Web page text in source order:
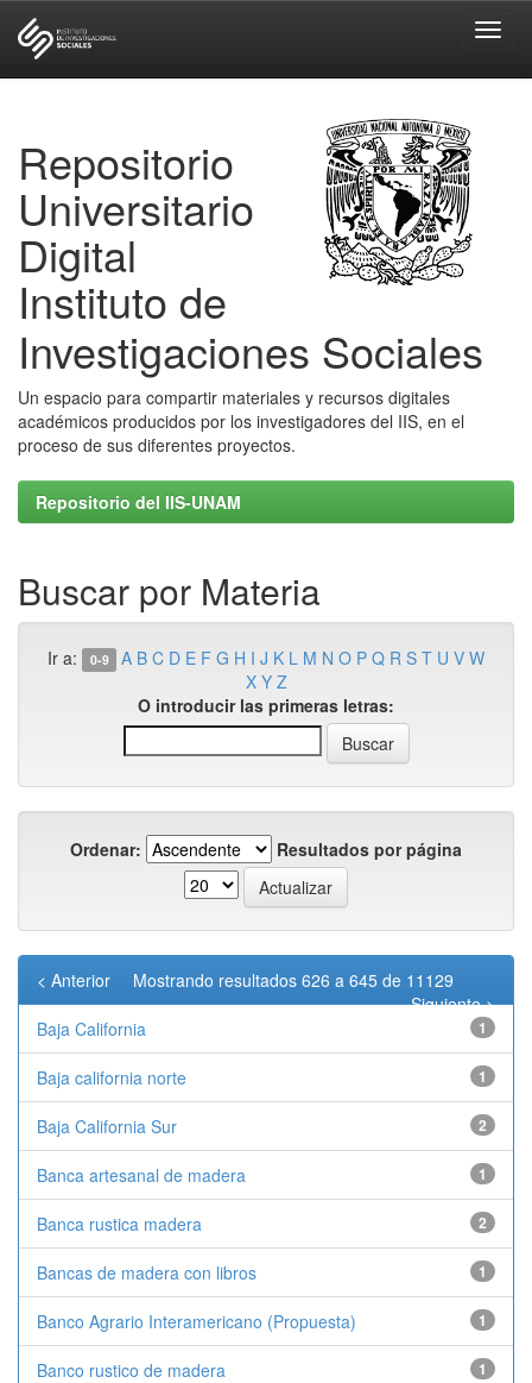
Repositorio
Universitario
Digital
Instituto de
Investigaciones Sociales
Un espacio para compartir materiales y recursos digitales
académicos producidos por los investigadores del IIS, en el
proceso de sus diferentes proyectos.
Repositorio del IIS-UNAM
Buscar por Materia
Ir a: 0-9 A B C D E F G H I J K L M N O P Q R S T U V W
X Y Z
O introducir las primeras letras:
Ordenar: Resultados por página
Mostrando resultados 626 a 645 de 11129
< Anterior
Siguiente >
Baja California
1
Baja california norte 1
Baja California Sur 2
Banca artesanal de madera 1
Banca rustica madera 2
Bancas de madera con libros 1
Banco Agrario Interamericano (Propuesta) 1
Banco rustico de madera 1